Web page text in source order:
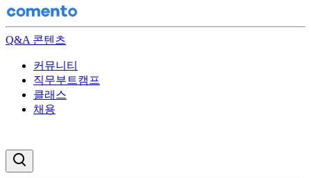
Q&A 콘텐츠
커뮤니티
직무부트캠프
클래스
채용